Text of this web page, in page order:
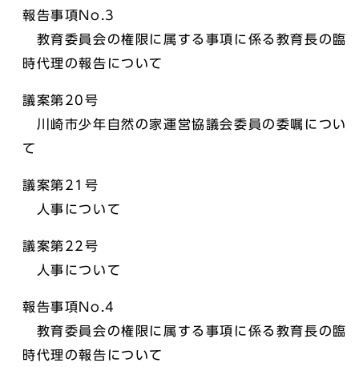
報告事項No.3
教育委員会の権限に属する事項に係る教育長の臨
時代理の報告について
議案第20号
川崎市少年自然の家運営協議会委員の委嘱につい
て
議案第21号
人事について
議案第22号
人事について
報告事項No.4
教育委員会の権限に属する事項に係る教育長の臨
時代理の報告について